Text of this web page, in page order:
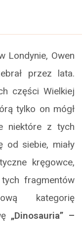
Londynie, Owen
przez lata.
części Wielkiej
tylko on mógł
niektóre z tych
od siebie, miały
kręgowce,
fragmentów
kategorię
„Dinosauria” –